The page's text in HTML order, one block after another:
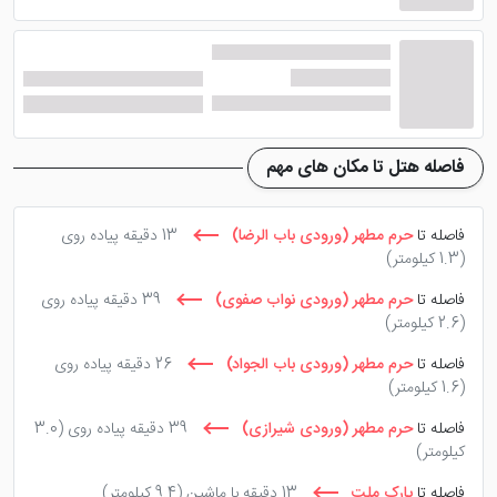
ویژگی خاص
پنت هوس های ملل، مجموعه آبی
آدرس دقیق
مشهد، خیابان امام رضا (ع)، بین
آدرس هتل درویشی مشهد روی
نقشه
آدرس هتل درویشی مشهد روی نقشه در
استان خراسان
رضوی، شهر مشهد، خیابان امام رضا (ع)، بین خیابان های
۲۴ و ۲۶
های دسترسی به آن می توانید به وب سایت هتل مراجعه
کنید.
فاصله هتل تا مکان های مهم
فاصله تاحرم مطهر (ورودی باب الرضا)
13 دقیقه پیاده روی
(1.3 کیلومتر)
فاصله تاحرم مطهر (ورودی نواب صفوی)
39 دقیقه پیاده روی
(2.6 کیلومتر)
فاصله تاحرم مطهر (ورودی باب الجواد)
26 دقیقه پیاده روی
(1.6 کیلومتر)
فاصله تاحرم مطهر (ورودی شیرازی) 39 دقیقه پیاده روی
(3.0
کیلومتر)